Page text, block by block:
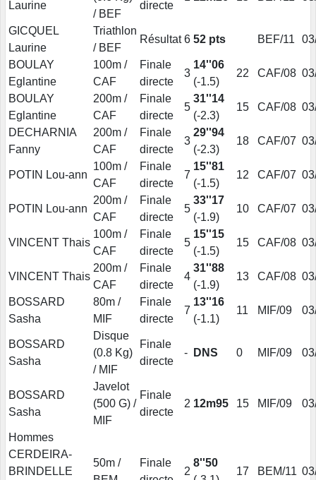
Laurine
/ BEF
directe
GICQUEL
Laurine
Triathlon
/ BEF
Résultat 6 52 pts BEF/11
BOULAY
Eglantine
100m /
CAF
Finale
directe
3
14''06
(-1.5)
22 CAF/08
BOULAY
Eglantine
200m /
CAF
Finale
directe
5
31''14
(-2.3)
15 CAF/08
DECHARNIA
Fanny
200m /
CAF
Finale
directe
3
29''94
(-2.3)
18 CAF/07
POTIN Lou-ann
100m /
CAF
Finale
directe
7
15''81
(-1.5)
12 CAF/07
POTIN Lou-ann
200m /
CAF
Finale
directe
5
33''17
(-1.9)
10 CAF/07
VINCENT Thais
100m /
CAF
Finale
directe
5
15''15
(-1.5)
15 CAF/08
VINCENT Thais
200m /
CAF
Finale
directe
4
31''88
(-1.9)
13 CAF/08
BOSSARD
Sasha
80m /
MIF
Finale
directe
7
13''16
(-1.1)
11 MIF/09
BOSSARD
Sasha
Disque
(0.8 Kg)
/ MIF
Finale
directe
- DNS 0 MIF/09
BOSSARD
Sasha
Javelot
(500 G) /
MIF
Finale
directe
2 12m95 15 MIF/09
Hommes
CERDEIRA-
BRINDELLE
50m /
Finale
2
8''50
17 BEM/11